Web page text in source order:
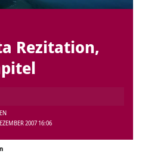
Rezitation,
2007 16:06